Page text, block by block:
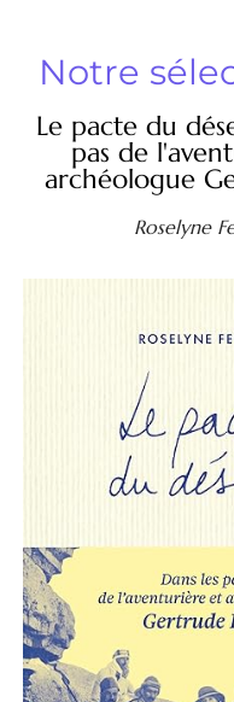
Notre
Le pacte du
pas de
archéologue
Roselyne